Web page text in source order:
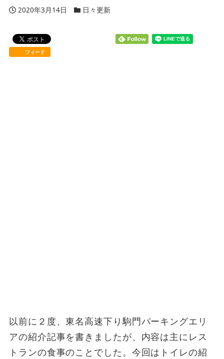
投稿日
2020年3月14日 カテゴリー
日々更新
フィード
以前に２度、東名高速下り駒門パーキングエリ
アの紹介記事を書きましたが、内容は主にレス
トランの食事のことでした。今回はトイレの紹